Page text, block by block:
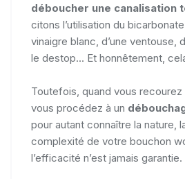
déboucher une canalisation
citons l’utilisation du
vinaigre blanc, d’une ventouse,
le destop... Et honnêtement,
Toutefois, quand vous recourez
vous procédez à un
pour autant connaître la nature,
complexité de votre bouchon
l’efficacité n’est jamais garantie.